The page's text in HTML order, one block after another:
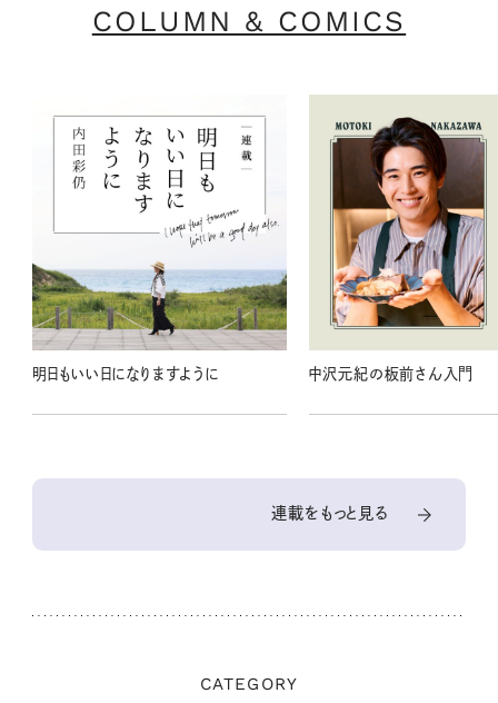
COLUMN & COMICS
明日もいい日になりますように 中沢元紀の板前さん入門
連載をもっと見る
CATEGORY